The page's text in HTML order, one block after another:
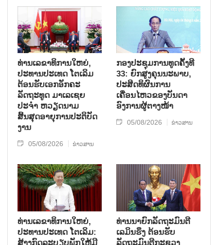
ທ່ານເລຂາທິການໃຫຍ່,
ປະທານປະເທດ ໂຕເລິມ
ຕ້ອນຮັບເອກອັກຄະ
ລັດຖະທູດ ມາເລເຊຍ
ປະຈຳ ຫວຽດນາມ
ສິ້ນສຸດອາຍຸການປະຕິບັດ
ງານ
05/08/2026 ຂ່າວສານ
ກອງປະຊຸມການທູດຄັ້ງທີ
33: ຍົກສູງຄຸນນະພາບ,
ປະສິດທິຜົນການ
ເຄື່ອນໄຫວຂອງບັນດາ
ອົງການຜູ້ຕາງໜ້າ
05/08/2026 ຂ່າວສານ
ທ່ານເລຂາທິການໃຫຍ່,
ປະທານປະເທດ ໂຕເລິມ:
ສ້າງກົດລະບຽບພັກໃຫ້ມີ
ທ່ານນາຍົກລັດຖະມົນຕີ
ເລມິນຮຶງ ຕ້ອນຮັບ
ລັດຖະມົນຕີກະຊວງ